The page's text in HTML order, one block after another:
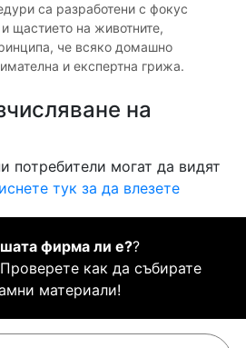
са разработени с фокус
щастието на животните,
че всяко домашно
и експертна грижа.
на
потребители могат да видят
тук за да влезете
фирма ли е??
Проверете как да събирате
материали!